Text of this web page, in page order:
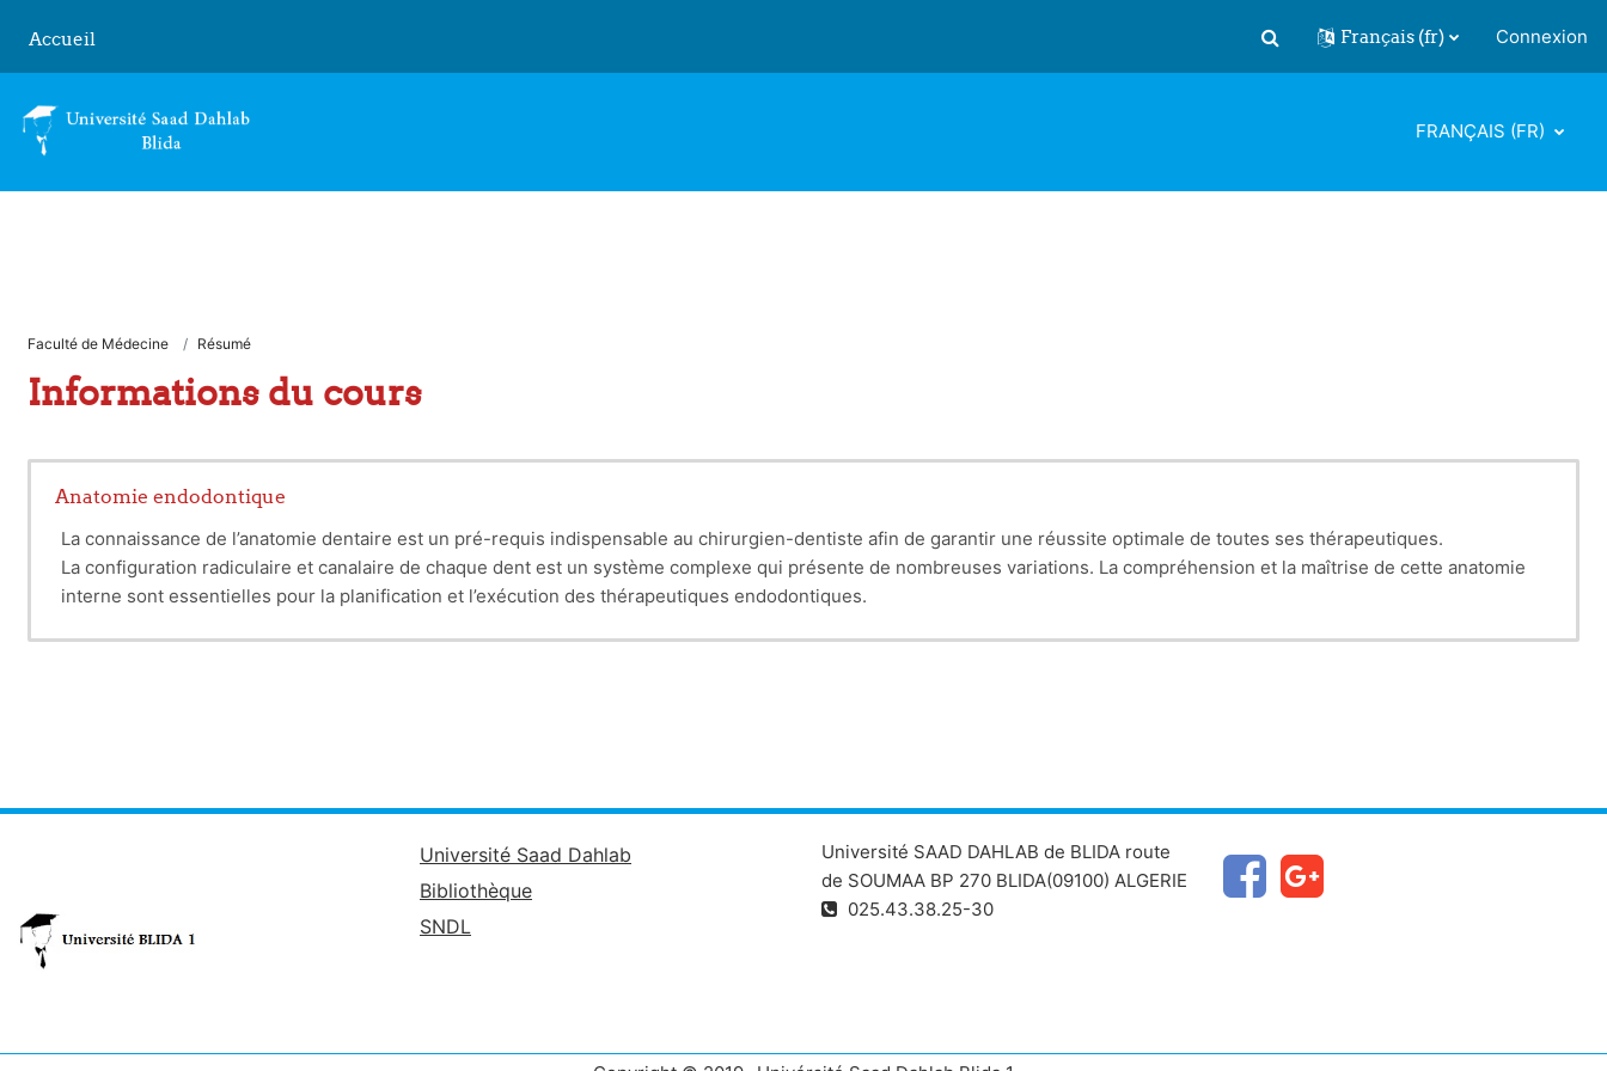
Accueil
Activer/désactiver la saisie de
Français ‎(fr)‎ Connexion
FRANÇAIS ‎(FR)‎
Faculté de Médecine Résumé
Informations du cours
Anatomie endodontique
La connaissance de l’anatomie dentaire est un pré-requis indispensable au chirurgien-dentiste afin de garantir une réussite optimale de toutes ses thérapeutiques.
La configuration radiculaire et canalaire de chaque dent est un système complexe qui présente de nombreuses variations. La compréhension et la maîtrise de cette anatomie
interne sont essentielles pour la planification et l’exécution des thérapeutiques endodontiques.
Université Saad Dahlab
Bibliothèque
SNDL
Université SAAD DAHLAB de BLIDA route
de SOUMAA BP 270 BLIDA(09100) ALGERIE
025.43.38.25-30